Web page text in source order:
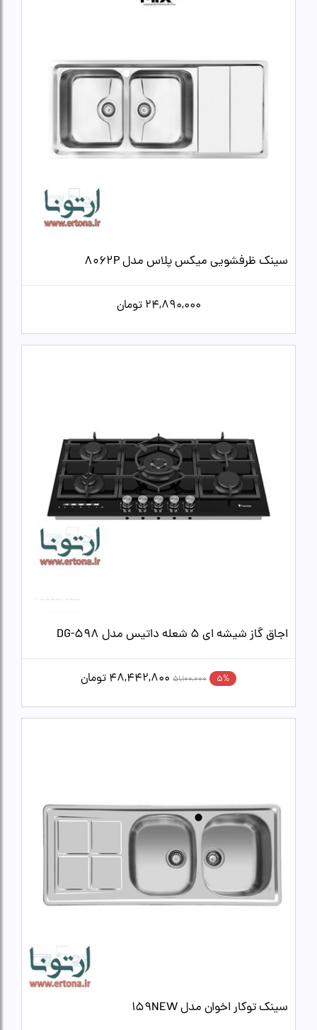
سینک ظرفشویی میکس پلاس مدل 8062P
24,890,000 تومان
اجاق گاز شیشه ای 5 شعله داتیس مدل DG-598
5%
51,100,000
48,442,800 تومان
سینک توکار اخوان مدل 159NEW